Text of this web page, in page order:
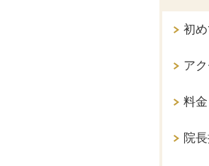
初
ア
料
院